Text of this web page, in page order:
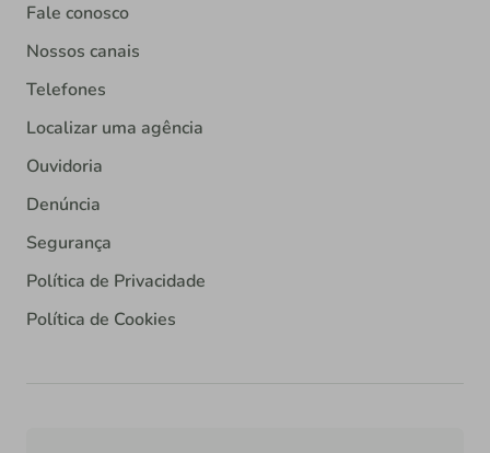
Fale conosco
Nossos canais
Telefones
Localizar uma agência
Ouvidoria
Denúncia
Segurança
Política de Privacidade
Política de Cookies